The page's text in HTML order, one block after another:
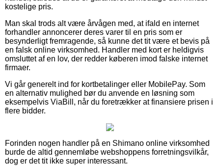
kostelige pris.
Man skal trods alt være årvågen med, at ifald en internet
forhandler annoncerer deres varer til en pris som er
besynderligt fremragende, så kunne det tit være et bevis på
en falsk online virksomhed. Handler med kort er heldigvis
omsluttet af en lov, der redder køberen imod falske internet
firmaer.
Vi går generelt ind for kortbetalinger eller MobilePay. Som
en alternativ mulighed bør du anvende en løsning som
eksempelvis ViaBill, når du foretrækker at finansiere prisen i
flere bidder.
Forinden nogen handler på en Shimano online virksomhed
burde de altid gennemløbe webshoppens forretningsvilkår,
dog er det tit ikke super interessant.